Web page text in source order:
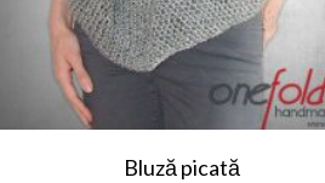
Bluză picată